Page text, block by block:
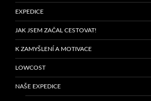
EXPEDICE
JAK JSEM ZAČAL CESTOVAT!
K ZAMYŠLENÍ A MOTIVACE
LOWCOST
NAŠE EXPEDICE